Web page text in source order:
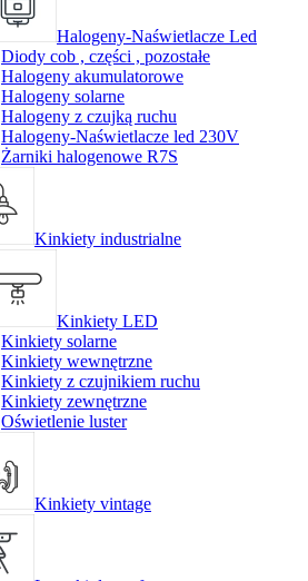
Halogeny-Naświetlacze Led
Diody cob , części , pozostałe
Halogeny akumulatorowe
Halogeny solarne
Halogeny z czujką ruchu
Halogeny-Naświetlacze led 230V
Żarniki halogenowe R7S
Kinkiety industrialne
Kinkiety LED
Kinkiety solarne
Kinkiety wewnętrzne
Kinkiety z czujnikiem ruchu
Kinkiety zewnętrzne
Oświetlenie luster
Kinkiety vintage